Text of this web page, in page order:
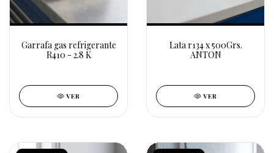
Garrafa gas refrigerante
R410 - 2.8 K
VER
Lata r134 x 500Grs.
ANTON
VER